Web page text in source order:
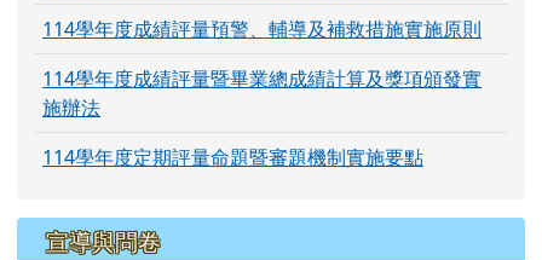
114學年度成績評量預警、輔導及補救措施實施原則
114學年度成績評量暨畢業總成績計算及獎項頒發實
施辦法
114學年度定期評量命題暨審題機制實施要點
宣導與問卷